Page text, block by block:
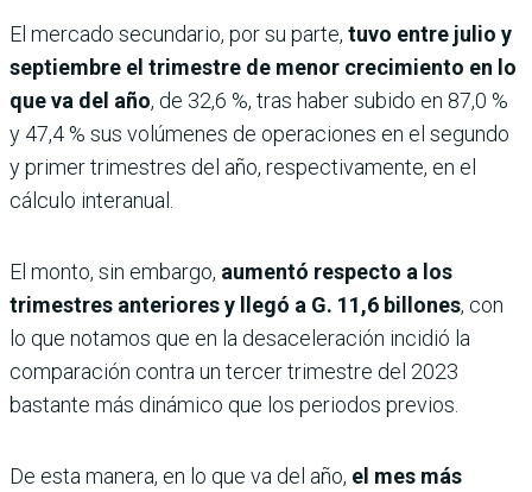
El mercado secundario, por su parte, tuvo entre julio y
septiembre el trimestre de menor crecimiento en lo
que va del año, de 32,6 %, tras haber subido en 87,0 %
y 47,4 % sus volúmenes de operaciones en el segundo
y primer trimestres del año, respectivamente, en el
cálculo interanual.
El monto, sin embargo, aumentó respecto a los
trimestres anteriores y llegó a G. 11,6 billones, con
lo que notamos que en la desaceleración incidió la
comparación contra un tercer trimestre del 2023
bastante más dinámico que los periodos previos.
De esta manera, en lo que va del año, el mes más